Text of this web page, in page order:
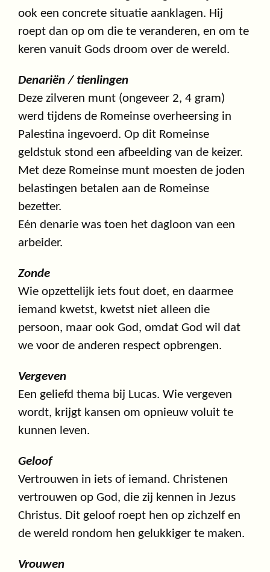
ook een concrete situatie aanklagen. Hij
roept dan op om die te veranderen, en om te
keren vanuit Gods droom over de wereld.
Denariën / tienlingen
Deze zilveren munt (ongeveer 2, 4 gram)
werd tijdens de Romeinse overheersing in
Palestina ingevoerd. Op dit Romeinse
geldstuk stond een afbeelding van de keizer.
Met deze Romeinse munt moesten de joden
belastingen betalen aan de Romeinse
bezetter.
Eén denarie was toen het dagloon van een
arbeider.
Zonde
Wie opzettelijk iets fout doet, en daarmee
iemand kwetst, kwetst niet alleen die
persoon, maar ook God, omdat God wil dat
we voor de anderen respect opbrengen.
Vergeven
Een geliefd thema bij Lucas. Wie vergeven
wordt, krijgt kansen om opnieuw voluit te
kunnen leven.
Geloof
Vertrouwen in iets of iemand. Christenen
vertrouwen op God, die zij kennen in Jezus
Christus. Dit geloof roept hen op zichzelf en
de wereld rondom hen gelukkiger te maken.
Vrouwen